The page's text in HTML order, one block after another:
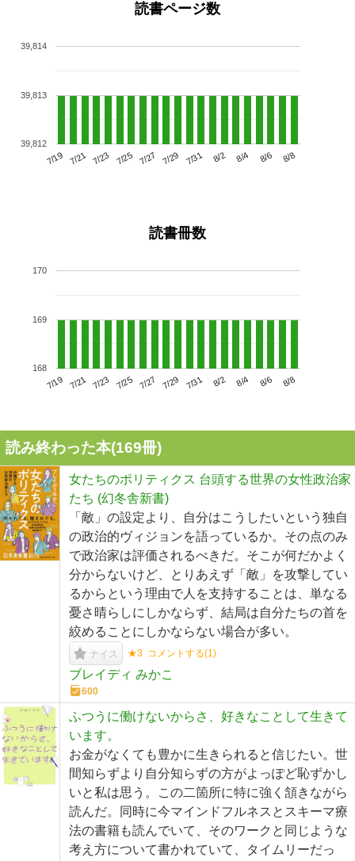
読書ページ数
7/19 7/21 7/23 7/25 7/27 7/29 7/31 8/2 8/4 8/6 8/8
39,812
39,813
39,814
読書冊数
7/19 7/21 7/23 7/25 7/27 7/29 7/31 8/2 8/4 8/6 8/8
168
169
170
読み終わった本(169冊)
女たちのポリティクス 台頭する世界の女性政治家
たち (幻冬舎新書)
「敵」の設定より、自分はこうしたいという独自
の政治的ヴィジョンを語っているか。その点のみ
で政治家は評価されるべきだ。そこが何だかよく
分からないけど、とりあえず「敵」を攻撃してい
るからという理由で人を支持することは、単なる
憂さ晴らしにしかならず、結局は自分たちの首を
絞めることにしかならない場合が多い。
ナイス ★3 コメントする(1)
ブレイディ みかこ
600
ふつうに働けないからさ、好きなことして生きて
います。
お金がなくても豊かに生きられると信じたい。世
間知らずより自分知らずの方がよっぽど恥ずかし
いと私は思う。この二箇所に特に強く頷きながら
読んだ。同時に今マインドフルネスとスキーマ療
法の書籍も読んでいて、そのワークと同じような
考え方について書かれていて、タイムリーだっ